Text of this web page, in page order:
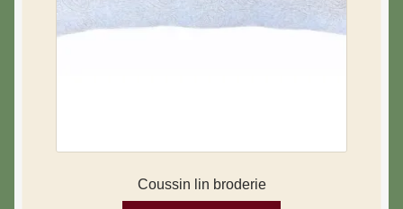
Coussin lin broderie